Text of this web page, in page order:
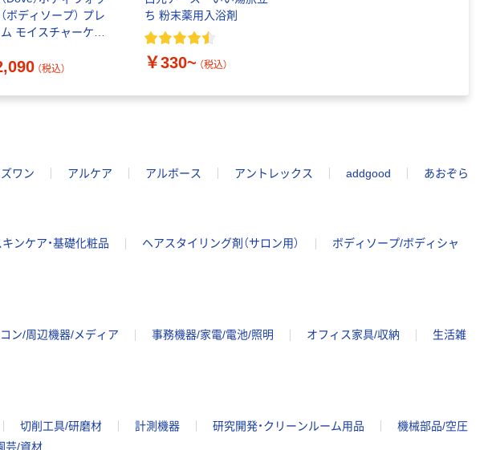
ボディソープ） プレ
モイスチャーケア
体タイプ】
（税込）
ち 粉末薬用入浴剤
￥330~ （税込）
ワン アルケア アルボース アントレックス addgood あおぞら
キンケア・基礎化粧品 ヘアスタイリング剤（サロン用）
ボディソープ/ボディシャ
ン/周辺機器/メディア 事務機器/家電/電池/照明 オフィス家具/収納
生活雑
切削工具/研磨材 計測機器 研究開発・クリーンルーム用品
機械部品/空圧
芸/資材